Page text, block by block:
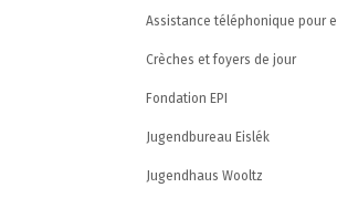
Assistance téléphonique pour
Crèches et foyers de jour
Fondation EPI
Jugendbureau Eislék
Jugendhaus Wooltz